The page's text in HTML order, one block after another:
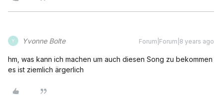
Y Yvonne Bolte Forum|Forum|8 years ago
hm, was kann ich machen um auch diesen Song zu bekommen
es ist ziemlich ärgerlich